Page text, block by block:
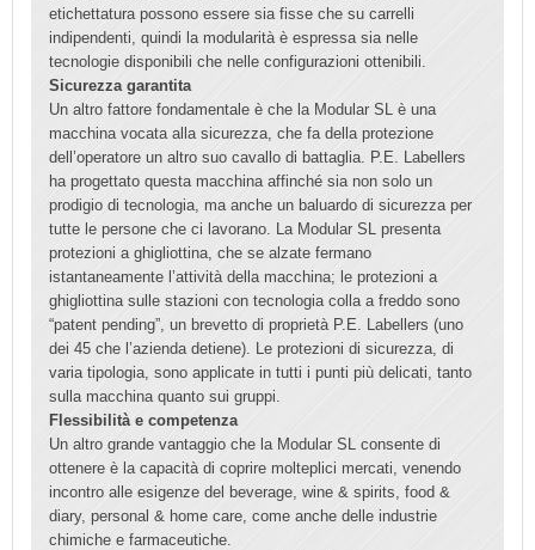
etichettatura possono essere sia fisse che su carrelli
indipendenti, quindi la modularità è espressa sia nelle
tecnologie disponibili che nelle configurazioni ottenibili.
Sicurezza garantita
Un altro fattore fondamentale è che la Modular SL è una
macchina vocata alla sicurezza, che fa della protezione
dell’operatore un altro suo cavallo di battaglia. P.E. Labellers
ha progettato questa macchina affinché sia non solo un
prodigio di tecnologia, ma anche un baluardo di sicurezza per
tutte le persone che ci lavorano. La Modular SL presenta
protezioni a ghigliottina, che se alzate fermano
istantaneamente l’attività della macchina; le protezioni a
ghigliottina sulle stazioni con tecnologia colla a freddo sono
“patent pending”, un brevetto di proprietà P.E. Labellers (uno
dei 45 che l’azienda detiene). Le protezioni di sicurezza, di
varia tipologia, sono applicate in tutti i punti più delicati, tanto
sulla macchina quanto sui gruppi.
Flessibilità e competenza
Un altro grande vantaggio che la Modular SL consente di
ottenere è la capacità di coprire molteplici mercati, venendo
incontro alle esigenze del beverage, wine & spirits, food &
diary, personal & home care, come anche delle industrie
chimiche e farmaceutiche.